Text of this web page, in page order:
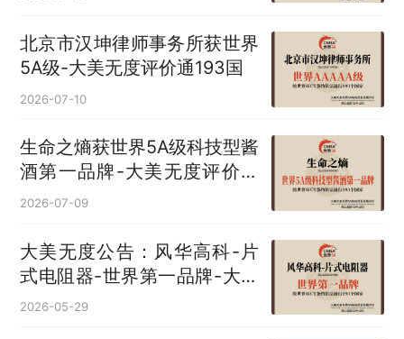
北京市汉坤律师事务所获世界
5A级-大美无度评价通193国
2026-07-10
生命之熵获世界5A级科技型酱
酒第一品牌-大美无度评价通
193国
2026-07-09
大美无度公告：风华高科-片
式电阻器‌-世界第一品牌-大美
无度评价通193国
2026-05-29